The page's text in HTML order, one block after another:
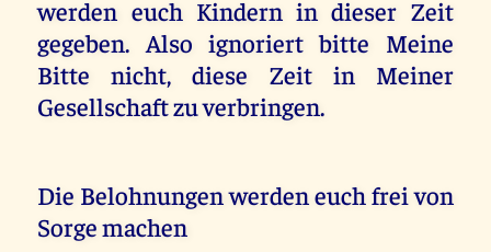
werden euch Kindern in dieser Zeit
gegeben. Also ignoriert bitte Meine
Bitte nicht, diese Zeit in Meiner
Gesellschaft zu verbringen.
Die Belohnungen werden euch frei von
Sorge machen